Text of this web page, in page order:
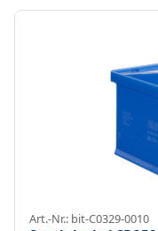
Art.-Nr.: bit-C0329-0010